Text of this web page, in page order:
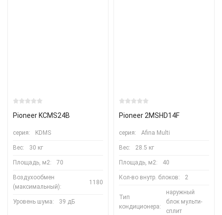
Pioneer KCMS24B
серия: KDMS
Вес: 30 кг
Площадь, м2: 70
Воздухообмен
(максимальный):
1180
Уровень шума: 39 дБ
Pioneer 2MSHD14F
серия: Afina Multi
Вес: 28.5 кг
Площадь, м2: 40
Кол-во внутр. блоков: 2
Тип
кондиционера:
наружный
блок мульти-
сплит